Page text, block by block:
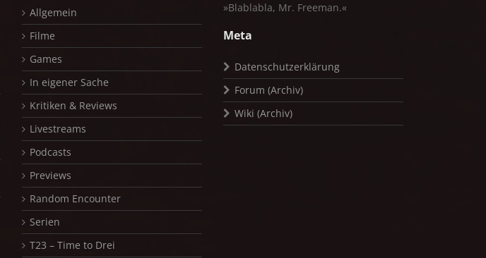
Allgemein
Filme
Games
In eigener Sache
Kritiken & Reviews
Livestreams
Podcasts
Previews
Random Encounter
Serien
T23 – Time to Drei
»Blablabla, Mr. Freeman.«
Meta
Datenschutzerklärung
Forum (Archiv)
Wiki (Archiv)